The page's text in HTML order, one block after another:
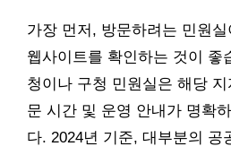
가장 먼저, 방문하려는 민원
웹사이트를 확인하는 것이 좋
청이나 구청 민원실은 해당
문 시간 및 운영 안내가 명확
다. 2024년 기준, 대부분의 공